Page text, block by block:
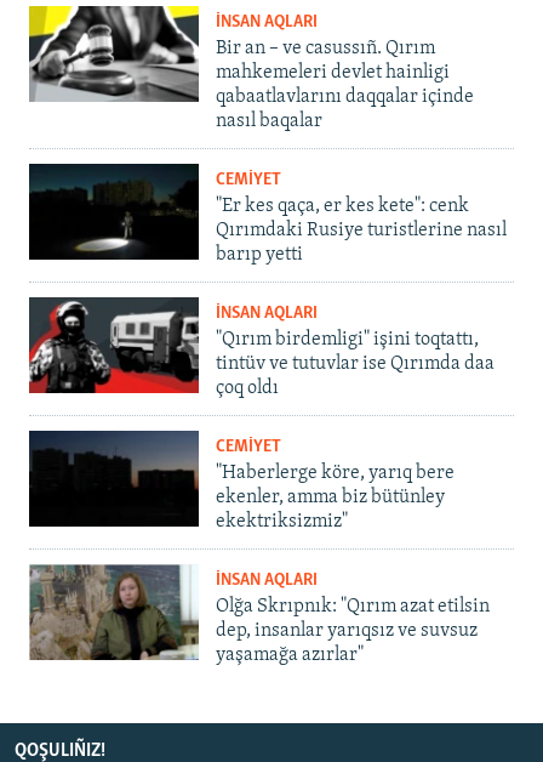
İNSAN AQLARI
Bir an – ve casussıñ. Qırım
mahkemeleri devlet hainligi
qabaatlavlarını daqqalar içinde
nasıl baqalar
CEMİYET
"Er kes qaça, er kes kete": cenk
Qırımdaki Rusiye turistlerine nasıl
barıp yetti
İNSAN AQLARI
"Qırım birdemligi" işini toqtattı,
tintüv ve tutuvlar ise Qırımda daa
çoq oldı
CEMİYET
"Haberlerge köre, yarıq bere
ekenler, amma biz bütünley
ekektriksizmiz"
İNSAN AQLARI
Olğa Skrıpnık: "Qırım azat etilsin
dep, insanlar yarıqsız ve suvsuz
yaşamağa azırlar"
QOŞULIÑIZ!